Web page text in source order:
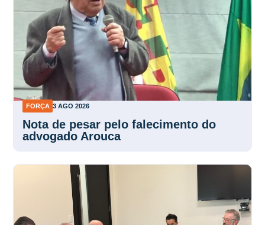
FORÇA 3 AGO 2026
Nota de pesar pelo falecimento do
advogado Arouca